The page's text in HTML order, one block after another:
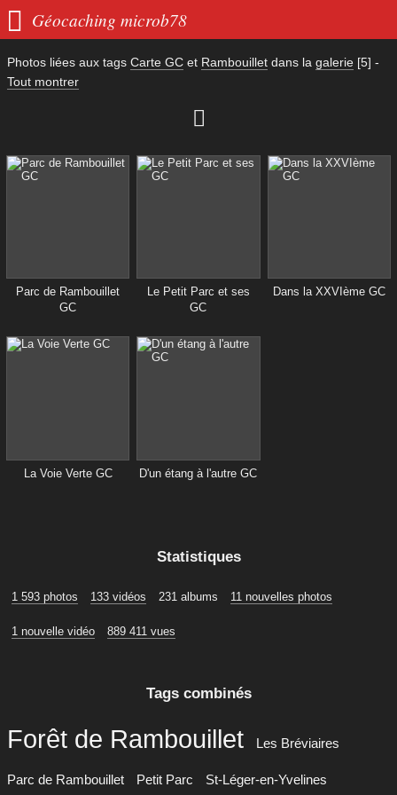
 Géocaching microb78
Photos liées aux tags Carte GC et Rambouillet dans la galerie [5] -
Tout montrer

Parc de Rambouillet
GC
Le Petit Parc et ses
GC
Dans la XXVIème GC
La Voie Verte GC D'un étang à l'autre GC
Statistiques
1 593 photos 133 vidéos 231 albums 11 nouvelles photos
1 nouvelle vidéo 889 411 vues
Tags combinés
Forêt de Rambouillet Les Bréviaires
Parc de Rambouillet Petit Parc St-Léger-en-Yvelines